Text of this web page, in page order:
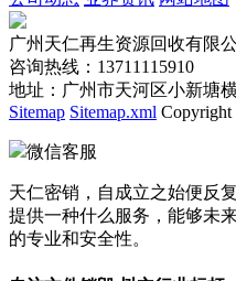
广州天仁再生资源回收有限
咨询热线：13711115910
地址：广州市天河区小新塘
Sitemap Sitemap.xml Copyright
微信客服
天仁密销，自成立之始便反
提供一种什么服务，能够未
的专业和安全性。